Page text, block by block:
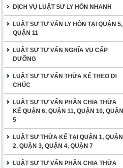
DỊCH VỤ LUẬT SƯ LY HÔN NHANH
LUẬT SƯ TƯ VẤN LY HÔN TẠI QUẬN 5,
QUẬN 11
LUẬT SƯ TƯ VẤN NGHĨA VỤ CẤP
DƯỠNG
LUẬT SƯ TƯ VẤN THỪA KẾ THEO DI
CHÚC
LUẬT SƯ TƯ VẤN PHÂN CHIA THỪA
KẾ QUẬN 6, QUẬN 11, QUẬN 10, QUẬN
5
LUẬT SƯ THỪA KẾ TẠI QUẬN 1, QUẬN
2, QUẬN 3, QUẬN 4, QUẬN 7
LUẬT SƯ TƯ VẤN PHÂN CHIA THỪA